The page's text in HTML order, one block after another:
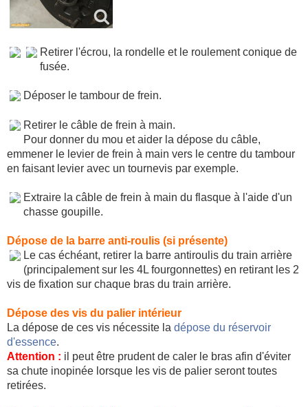
Retirer l'écrou, la rondelle et le roulement conique de
fusée.
Déposer le tambour de frein.
Retirer le câble de frein à main.
Pour donner du mou et aider la dépose du câble,
emmener le levier de frein à main vers le centre du tambour
en faisant levier avec un tournevis par exemple.
Extraire la câble de frein à main du flasque à l'aide d'un
chasse goupille.
Dépose de la barre anti-roulis (si présente)
Le cas échéant, retirer la barre antiroulis du train arrière
(principalement sur les 4L fourgonnettes) en retirant les 2
vis de fixation sur chaque bras du train arrière.
Dépose des vis du palier intérieur
La dépose de ces vis nécessite la dépose du réservoir
d'essence.
Attention : il peut être prudent de caler le bras afin d'éviter
sa chute inopinée lorsque les vis de palier seront toutes
retirées.